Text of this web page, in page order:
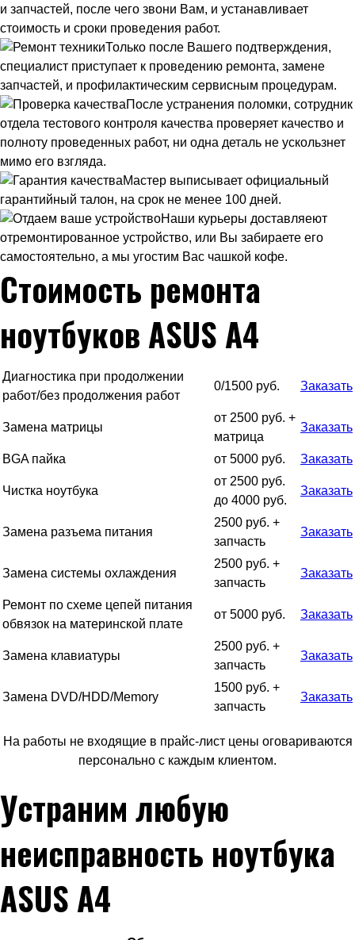
и запчастей, после чего звони Вам, и устанавливает
стоимость и сроки проведения работ.
Только после Вашего подтверждения,
специалист приступает к проведению ремонта, замене
запчастей, и профилактическим сервисным процедурам.
После устранения поломки, сотрудник
отдела тестового контроля качества проверяет качество и
полноту проведенных работ, ни одна деталь не ускользнет
мимо его взгляда.
Мастер выписывает официальный
гарантийный талон, на срок не менее 100 дней.
Наши курьеры доставляеют
отремонтированное устройство, или Вы забираете его
самостоятельно, а мы угостим Вас чашкой кофе.
Стоимость ремонта
ноутбуков ASUS A4
Диагностика при продолжении
работ/без продолжения работ
0/1500 руб. Заказать
Замена матрицы
от 2500 руб. +
матрица
Заказать
BGA пайка от 5000 руб. Заказать
Чистка ноутбука
от 2500 руб.
до 4000 руб.
Заказать
Замена разъема питания
2500 руб. +
запчасть
Заказать
Замена системы охлаждения
2500 руб. +
запчасть
Заказать
Ремонт по схеме цепей питания
обвязок на материнской плате
от 5000 руб. Заказать
Замена клавиатуры
2500 руб. +
запчасть
Заказать
Замена DVD/HDD/Memory
1500 руб. +
запчасть
Заказать
На работы не входящие в прайс-лист цены оговариваются
персонально с каждым клиентом.
Устраним любую
неисправность ноутбука
ASUS A4